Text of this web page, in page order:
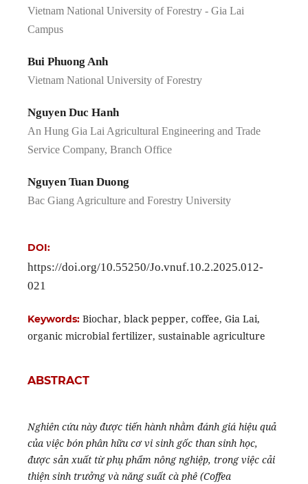
Vietnam National University of Forestry - Gia Lai
Campus
Bui Phuong Anh
Vietnam National University of Forestry
Nguyen Duc Hanh
An Hung Gia Lai Agricultural Engineering and Trade
Service Company, Branch Office
Nguyen Tuan Duong
Bac Giang Agriculture and Forestry University
DOI:
https://doi.org/10.55250/Jo.vnuf.10.2.2025.012-
021
Keywords: Biochar, black pepper, coffee, Gia Lai,
organic microbial fertilizer, sustainable agriculture
ABSTRACT
Nghiên cứu này được tiến hành nhằm đánh giá hiệu quả
của việc bón phân hữu cơ vi sinh gốc than sinh học,
được sản xuất từ ​​phụ phẩm nông nghiệp, trong việc cải
thiện sinh trưởng và năng suất cà phê (Coffea